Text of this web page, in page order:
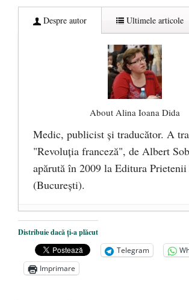
Despre autor Ultimele articole
About Alina Ioana Dida
Medic, publicist şi traducător. A
"Revoluţia franceză", de Albert
apărută în 2009 la Editura
(Bucureşti).
Ceva despre pandemie
O carte despre embrionul
persoană ce trebuie apărată - 8
2019
Distribuie dacă ți-a plăcut
Telegram
Imprimare